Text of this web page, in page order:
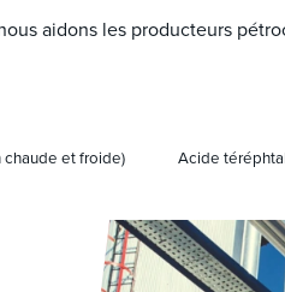
aidons les producteurs
chaude et froide) Acide